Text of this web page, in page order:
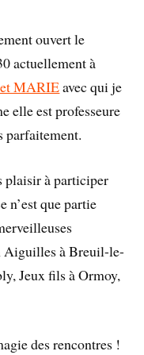
ouvert le
actuellement à
MARIEavec qui je
elle est professeure
parfaitement.
plaisir à participer
n’est que partie
Aiguilles à Breuil-le-
Jeux fils à Ormoy,
des rencontres !